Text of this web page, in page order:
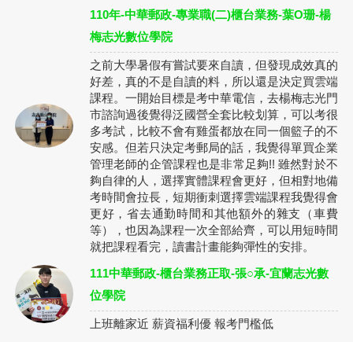
110年-中華郵政-專業職(二)櫃台業務-葉O珊-楊
梅志光數位學院
之前大學暑假有嘗試要來自讀，但發現成效真的
好差，真的不是自讀的料，所以還是決定買雲端
課程。一開始目標是考中華電信，去楊梅志光門
市諮詢過後覺得泛國營全套比較划算，可以考很
多考試，比較不會有雞蛋都放在同一個籃子的不
安感。但若只決定考郵局的話，我覺得單買企業
管理老師的企管課程也是非常足夠!! 雖然對於不
夠自律的人，選擇實體課程會更好，但相對地備
考時間會拉長，短期衝刺選擇雲端課程我覺得會
更好，省去通勤時間和其他額外的雜支（車費
等），也因為課程一次全部給齊，可以用短時間
就把課程看完，讀書計畫能夠彈性的安排。
111中華郵政-櫃台業務正取-張○承-宜蘭志光數
位學院
上班離家近 薪資福利優 報考門檻低